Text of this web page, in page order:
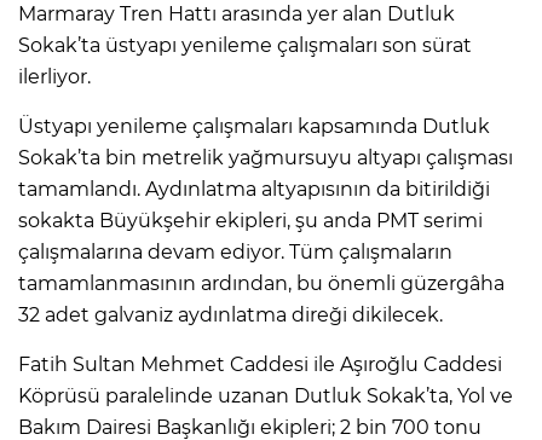
Marmaray Tren Hattı arasında yer alan Dutluk
Sokak’ta üstyapı yenileme çalışmaları son sürat
ilerliyor.
Üstyapı yenileme çalışmaları kapsamında Dutluk
Sokak’ta bin metrelik yağmursuyu altyapı çalışması
tamamlandı. Aydınlatma altyapısının da bitirildiği
sokakta Büyükşehir ekipleri, şu anda PMT serimi
çalışmalarına devam ediyor. Tüm çalışmaların
tamamlanmasının ardından, bu önemli güzergâha
32 adet galvaniz aydınlatma direği dikilecek.
Fatih Sultan Mehmet Caddesi ile Aşıroğlu Caddesi
Köprüsü paralelinde uzanan Dutluk Sokak’ta, Yol ve
Bakım Dairesi Başkanlığı ekipleri; 2 bin 700 tonu